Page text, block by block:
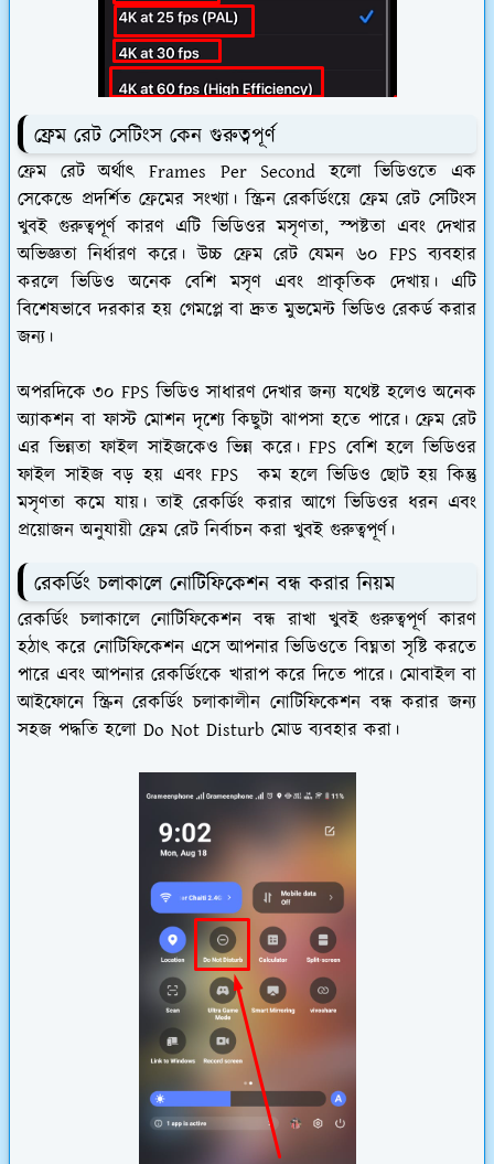
ফ্রেম রেট সেটিংস কেন গুরুত্বপূর্ণ
ফ্রেম রেট অর্থাৎ Frames Per Second হলো ভিডিওতে এক
সেকেন্ডে প্রদর্শিত ফ্রেমের সংখ্যা। স্ক্রিন রেকর্ডিংয়ে ফ্রেম রেট সেটিংস
খুবই গুরুত্বপূর্ণ কারণ এটি ভিডিওর মসৃণতা, স্পষ্টতা এবং দেখার
অভিজ্ঞতা নির্ধারণ করে। উচ্চ ফ্রেম রেট যেমন ৬০ FPS ব্যবহার
করলে ভিডিও অনেক বেশি মসৃণ এবং প্রাকৃতিক দেখায়। এটি
বিশেষভাবে দরকার হয় গেমপ্লে বা দ্রুত মুভমেন্ট ভিডিও রেকর্ড করার
জন্য।
অপরদিকে ৩০ FPS ভিডিও সাধারণ দেখার জন্য যথেষ্ট হলেও অনেক
অ্যাকশন বা ফাস্ট মোশন দৃশ্যে কিছুটা ঝাপসা হতে পারে। ফ্রেম রেট
এর ভিন্নতা ফাইল সাইজকেও ভিন্ন করে। FPS বেশি হলে ভিডিওর
ফাইল সাইজ বড় হয় এবং FPS কম হলে ভিডিও ছোট হয় কিন্তু
মসৃণতা কমে যায়। তাই রেকর্ডিং করার আগে ভিডিওর ধরন এবং
প্রয়োজন অনুযায়ী ফ্রেম রেট নির্বাচন করা খুবই গুরুত্বপূর্ণ।
রেকর্ডিং চলাকালে নোটিফিকেশন বন্ধ করার নিয়ম
রেকর্ডিং চলাকালে নোটিফিকেশন বন্ধ রাখা খুবই গুরুত্বপূর্ণ কারণ
হঠাৎ করে নোটিফিকেশন এসে আপনার ভিডিওতে বিঘ্নতা সৃষ্টি করতে
পারে এবং আপনার রেকর্ডিংকে খারাপ করে দিতে পারে। মোবাইল বা
আইফোনে স্ক্রিন রেকর্ডিং চলাকালীন নোটিফিকেশন বন্ধ করার জন্য
সহজ পদ্ধতি হলো Do Not Disturb মোড ব্যবহার করা।